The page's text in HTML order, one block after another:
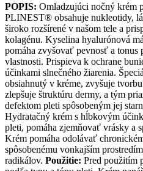
POPIS: Omladzujúci nočný krém
PLINEST® obsahuje nukleotidy,
široko rozšírené v našom tele a
kolagénu. Kyselina hyalurónová
pomáha zvyšovať pevnosť a
vlastnosti. Prispieva k ochrane
účinkami slnečného žiarenia.
obsiahnutý v kréme, zvyšuje
zlepšuje štruktúru dermy, a tým
defektom pleti spôsobeným jej
Hydratačný krém s hĺbkovým
pleti, pomáha zjemňovať vrásky a
Krém pomáha odolávať
spôsobenému vonkajším
radikálov. Použitie: Pred použitím